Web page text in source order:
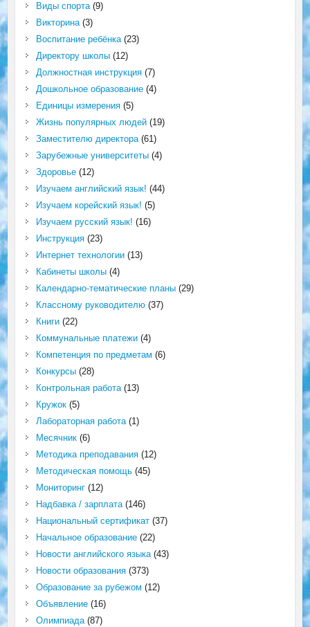
Виды спорта(9)
Викторина(3)
Воспитание ребёнка(23)
Директору школы(12)
Должностная инструкция(7)
Дошкольное образование(4)
Единицы измерения(5)
Жизнь популярных людей(19)
Заместителю директора(61)
Зарубежные университеты(4)
Здоровье(12)
Изучаем английский язык! (44)
Изучаем корейский язык! (5)
Изучаем русский язык! (16)
Инструкция(23)
Интернет технологии(13)
Кабинеты школы(4)
Календарно-тематические планы(29)
Классному руководителю(37)
Книги(22)
Коммунальные платежи(4)
Компетенция по предметам (6)
Конкурсы(28)
Контрольная работа(13)
Кружок(5)
Лабораторная работа(1)
Месячник(6)
Методика преподавания(12)
Методическая помощь(45)
Мониторинг(12)
Надбавка / зарплата(146)
Национальный сертификат(37)
Начальное образование(22)
Новости английского языка(43)
Новости образования(373)
Образование за рубежом (12)
Объявление(16)
Олимпиада(87)